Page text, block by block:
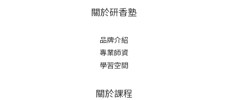
關於研香塾
品牌介紹
專業師資
學習空間
關於課程